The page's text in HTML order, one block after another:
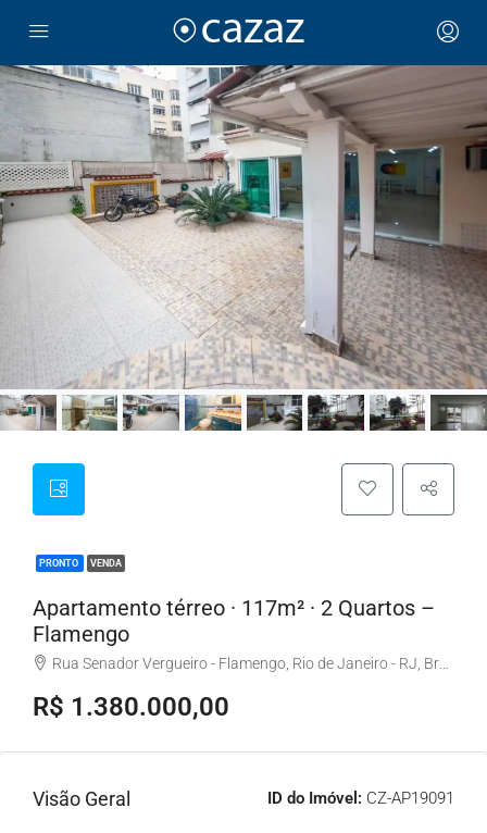
PRONTO VENDA
Apartamento térreo · 117m² · 2 Quartos –
Flamengo
Rua Senador Vergueiro - Flamengo, Rio de Janeiro - RJ, Brasil
R$ 1.380.000,00
Visão Geral ID do Imóvel: CZ-AP19091